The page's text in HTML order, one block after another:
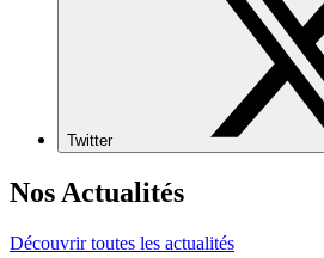
Twitter
Nos Actualités
Découvrir toutes les actualités